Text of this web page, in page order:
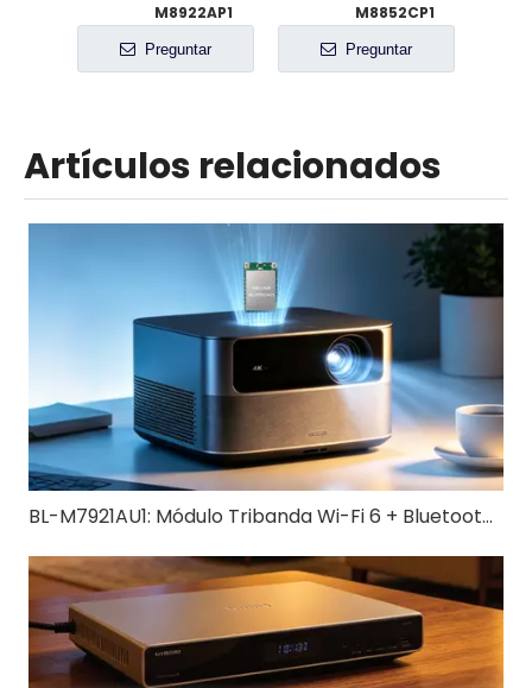
M8922AP1
Preguntar
M8852CP1
Preguntar
Artículos relacionados
BL-M7921AU1: Módulo Tribanda Wi-Fi 6 + Bluetooth 5.4 USB 3.0 | Solución inalámbrica de alta velocidad para IoT y dispositivos industriales